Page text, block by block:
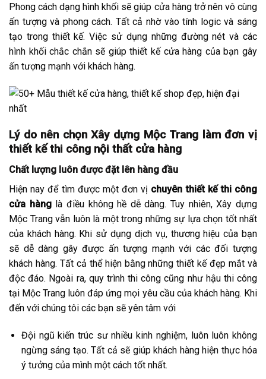
Phong cách dạng hình khối sẽ giúp cửa hàng trở nên vô cùng
ấn tượng và phong cách. Tất cả nhờ vào tính logic và sáng
tạo trong thiết kế. Việc sử dụng những đường nét và các
hình khối chắc chắn sẽ giúp thiết kế cửa hàng của bạn gây
ấn tượng mạnh với khách hàng.
Lý do nên chọn Xây dựng Mộc Trang làm đơn vị
thiết kế thi công nội thất cửa hàng
Chất lượng luôn được đặt lên hàng đầu
Hiện nay để tìm được một đơn vị chuyên thiết kế thi công
cửa hànglà điều không hề dễ dàng. Tuy nhiên, Xây dựng
Mộc Trang vẫn luôn là một trong những sự lựa chọn tốt nhất
của khách hàng. Khi sử dụng dịch vụ, thương hiệu của bạn
sẽ dễ dàng gây được ấn tượng mạnh với các đối tượng
khách hàng. Tất cả thể hiện bằng những thiết kế đẹp mắt và
độc đáo. Ngoài ra, quy trình thi công cũng như hậu thi công
tại Mộc Trang luôn đáp ứng mọi yêu cầu của khách hàng. Khi
đến với chúng tôi các bạn sẽ yên tâm với
Đội ngũ kiến trúc sư nhiều kinh nghiệm, luôn luôn không
ngừng sáng tạo. Tất cả sẽ giúp khách hàng hiện thực hóa
ý tưởng của mình một cách tốt nhất.